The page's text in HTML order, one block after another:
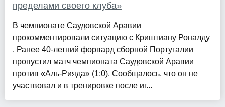
пределами своего клуба»
В чемпионате Саудовской Аравии
прокомментировали ситуацию с Криштиану Роналду
. Ранее 40-летний форвард сборной Португалии
пропустил матч чемпионата Саудовской Аравии
против «Аль-Рияда» (1:0). Сообщалось, что он не
участвовал и в тренировке после иг...